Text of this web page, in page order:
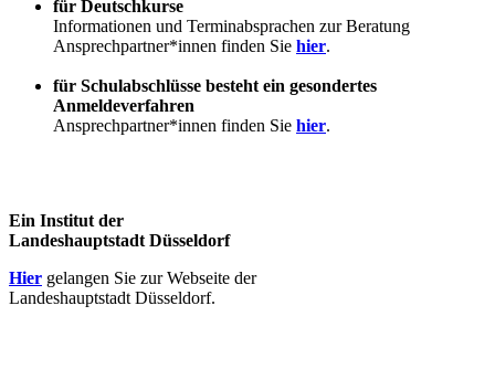
für Deutschkurse
Informationen und Terminabsprachen zur Beratung
Ansprechpartner*innen finden Sie hier.
für Schulabschlüsse besteht ein gesondertes
Anmeldeverfahren
Ansprechpartner*innen finden Sie hier.
Ein Institut der
Landeshauptstadt Düsseldorf
Hier gelangen Sie zur Webseite der
Landeshauptstadt Düsseldorf.